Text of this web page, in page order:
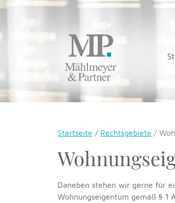
Startseite Rechtsgebiete
Daneben stehen wir gerne für
Wohnungseigentum gemäß § 1